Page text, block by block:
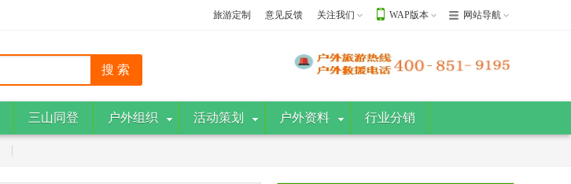
旅游定制 意见反馈 关注我们 WAP版本 网站导航
三山同登 户外组织 活动策划 户外资料 行业分销